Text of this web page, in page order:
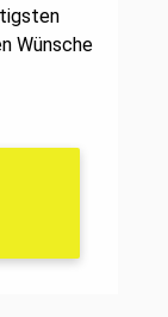
Wünsche